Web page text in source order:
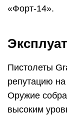
«Форт-14».
Пистолеты
репутацию
Оружие
высоким